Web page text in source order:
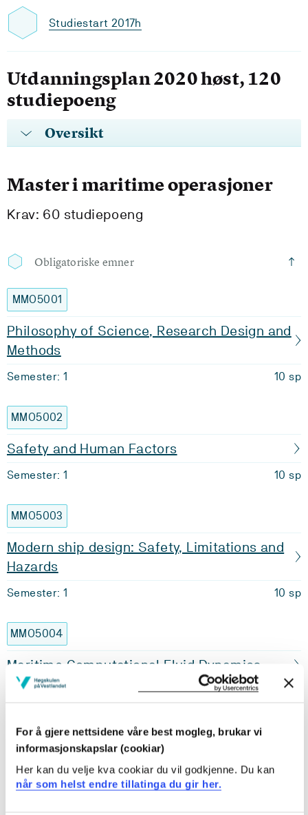
For å gjere nettsidene våre best mogleg, brukar vi
informasjonskapslar (cookiar)
Her kan du velje kva cookiar du vil godkjenne. Du kan
når som helst endre tillatinga du gir her.
Studiestart 2017h
Utdanningsplan 2020 høst, 120
studiepoeng
Oversikt
Master i maritime operasjoner
Krav: 60 studiepoeng
Obligatoriske emner
MMO5001
Philosophy of Science, Research Design and
Methods
Semester: 1 10 sp
MMO5002
Safety and Human Factors
Semester: 1 10 sp
MMO5003
Modern ship design: Safety, Limitations and
Hazards
Semester: 1 10 sp
MMO5004
Maritime Computational Fluid Dynamics
Semester: 2 6 sp
MMO5005
Cost Accounting
Semester: 2